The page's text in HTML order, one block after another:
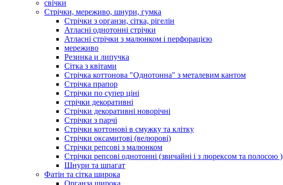
свічки
Стрічки, мереживо, шнури, гумка
Стрічки з органзи, сітка, рігелін
Атласні однотонні стрічки
Атласні стрічки з малюнком і перфорацією
мереживо
Резинка и липучка
Сітка з квітами
Стрічка коттонова "Однотонна" з металевим кантом
Стрічка прапор
Стрічки по супер ціні
стрічки декоративні
Стрічки декоративні новорічні
Стрічки з парчі
Стрічки коттонові в смужку та клітку
Стрічки оксамитові (велюрові)
Стрічки репсові з малюнком
Стрічки репсові однотонні (звичайні і з люрексом та полосою )
Шнури та шпагат
Фатін та сітка широка
Органза широка